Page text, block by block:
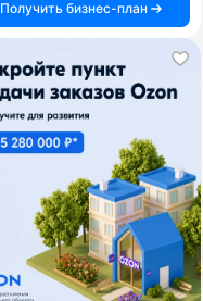
Получить бизнес-план